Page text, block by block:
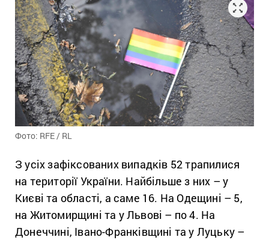
Фото: RFE / RL
З усіх зафіксованих випадків 52 трапилися
на території України. Найбільше з них – у
Києві та області, а саме 16. На Одещині – 5,
на Житомирщині та у Львові – по 4. На
Донеччині, Івано-Франківщині та у Луцьку –